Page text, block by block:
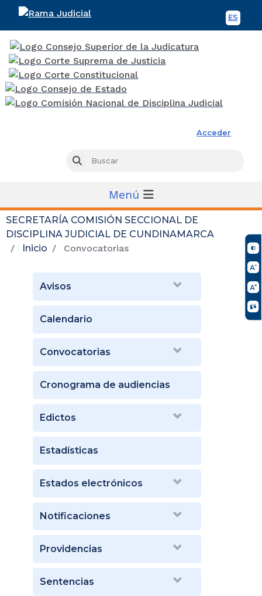
ES
Acceder
Buscar
Menú
SECRETARÍA COMISIÓN SECCIONAL DE
DISCIPLINA JUDICIAL DE CUNDINAMARCA
Inicio
Convocatorias
Avisos
Calendario
Convocatorias
Cronograma de audiencias
Edictos
Estadísticas
Estados electrónicos
Notificaciones
Providencias
Sentencias